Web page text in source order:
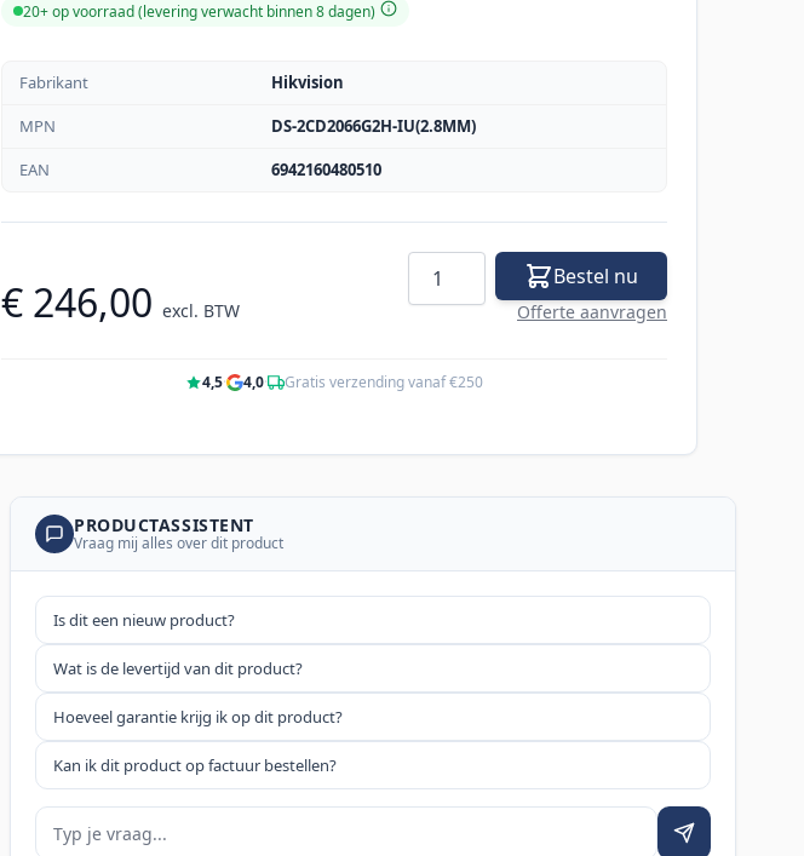
20+ op voorraad (levering verwacht binnen 8 dagen)
Fabrikant
Hikvision
MPN
DS-2CD2066G2H-IU(2.8MM)
EAN
6942160480510
€ 246,00 excl. BTW
Aantal Bestel nu
Offerte aanvragen
4,5· 4,0· Gratis verzending vanaf €250
PRODUCTASSISTENT
Vraag mij alles over dit product
Is dit een nieuw product?
Wat is de levertijd van dit product?
Hoeveel garantie krijg ik op dit product?
Kan ik dit product op factuur bestellen?
Je vraag